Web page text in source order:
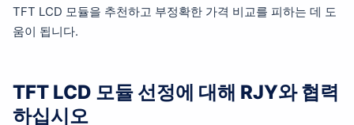
TFT LCD 모듈을 추천하고 부정확한 가격 비교를 피하는 데 도
움이 됩니다.
TFT LCD 모듈 선정에 대해 RJY와 협력
하십시오